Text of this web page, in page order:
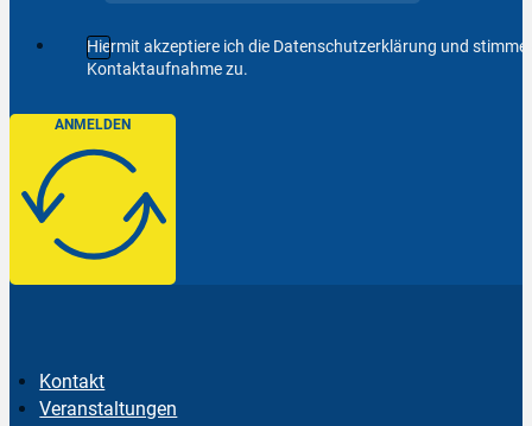
Hiermit akzeptiere ich die Datenschutzerklärung und
Kontaktaufnahme zu.
ANMELDEN
Kontakt
Veranstaltungen